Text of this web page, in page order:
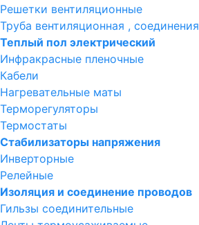
Решетки вентиляционные
Труба вентиляционная , соединения
Теплый пол электрический
Инфракрасные пленочные
Кабели
Нагревательные маты
Терморегуляторы
Термостаты
Стабилизаторы напряжения
Инверторные
Релейные
Изоляция и соединение проводов
Гильзы соединительные